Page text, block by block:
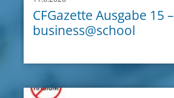
CFGazette Ausgabe 15 –
business@school